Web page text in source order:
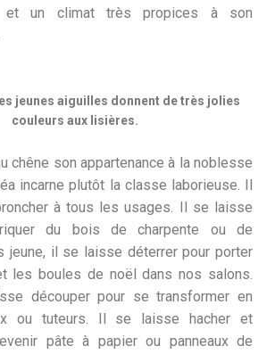
un climat très propices à son
jeunes aiguilles donnent de très jolies
couleurs aux lisières.
chêne son appartenance à la noblesse
incarne plutôt la classe laborieuse. Il
à tous les usages. Il se laisse
du bois de charpente ou de
jeune, il se laisse déterrer pour porter
les boules de noël dans nos salons.
découper pour se transformer en
ou tuteurs. Il se laisse hacher et
pâte à papier ou panneaux de